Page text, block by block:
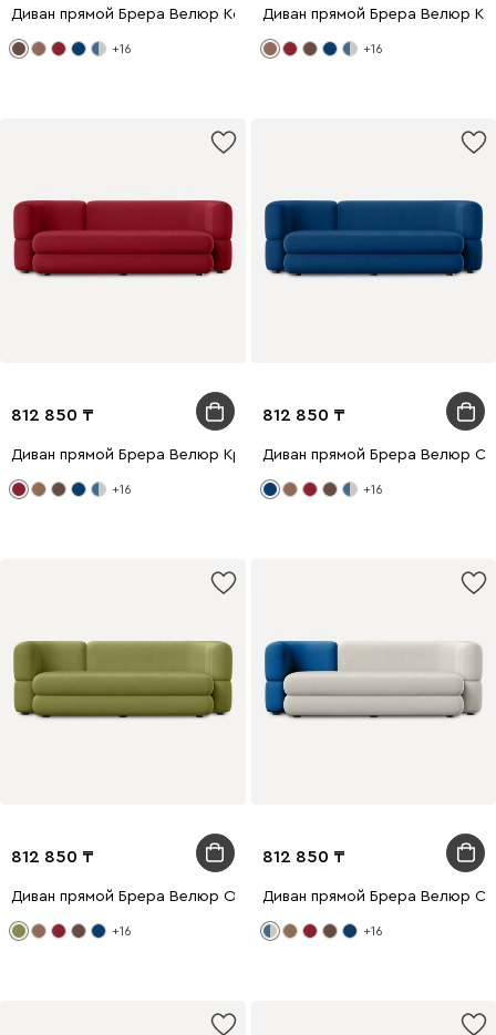
Диван прямой Брера Велюр Коричневый
+16
Диван прямой Брера Велюр
+16
812 850
Диван прямой Брера Велюр Красный
+16
812 850
Диван прямой Брера Велюр
+16
812 850
Диван прямой Брера Велюр Оливковый
+16
812 850
Диван прямой Брера Велюр
+16